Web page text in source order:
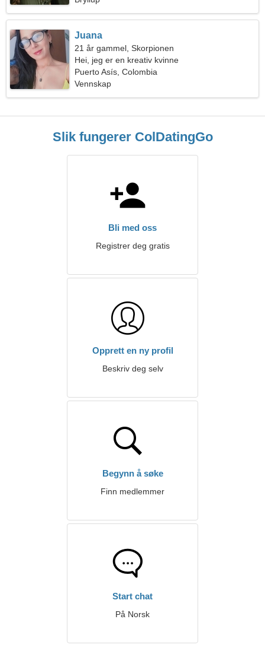
Juana
21 år gammel, Skorpionen
Hei, jeg er en kreativ kvinne
Puerto Asís, Colombia
Vennskap
Slik fungerer ColDatingGo
Bli med oss
Registrer deg gratis
Opprett en ny profil
Beskriv deg selv
Begynn å søke
Finn medlemmer
Start chat
På Norsk